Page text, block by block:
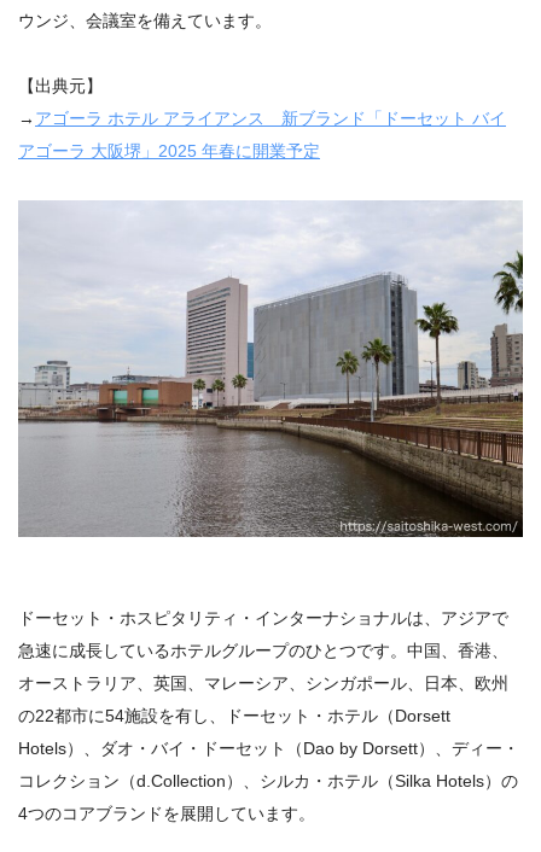
ウンジ、会議室を備えています。
【出典元】
→ アゴーラ ホテル アライアンス 新ブランド「ドーセット バイ
アゴーラ 大阪堺」2025 年春に開業予定
ドーセット・ホスピタリティ・インターナショナルは、アジアで
急速に成長しているホテルグループのひとつです。中国、香港、
オーストラリア、英国、マレーシア、シンガポール、日本、欧州
の22都市に54施設を有し、ドーセット・ホテル（Dorsett
Hotels）、ダオ・バイ・ドーセット（Dao by Dorsett）、ディー・
コレクション（d.Collection）、シルカ・ホテル（Silka Hotels）の
4つのコアブランドを展開しています。